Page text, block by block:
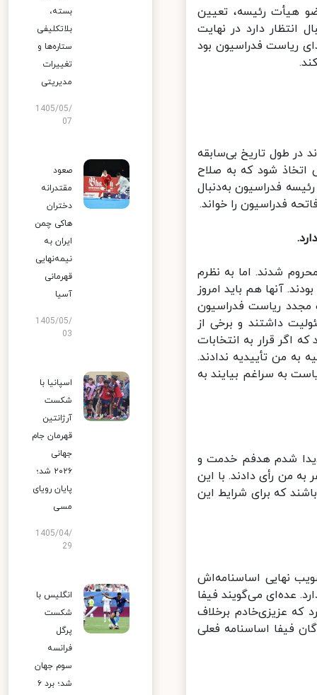
هیأت رئیسه، تعیین
دارد در نهایت
ریاست فدراسیون بود
در طول تاریخ بی‌سابقه
شود که به صلاح
فدراسیون به‌دنبال
فدراسیون را خواند.
شدند. اما به نظرم
آنها هم باید امروز
ریاست فدراسیون
داشتند و برخی از
قرار به انتخابات
من تأییدیه ندادند.
به سراغم بیایند به
شدم هدفم خدمت و
فوتبال بود. اما دیدید که از آن جمع ۷۰-۸۰ نفره فقط ۹ نفر به من رأی دادند. با این
که برای شرایط این
نهایی اساسنامه‌اش
عده‌ای می‌گویند فیفا
عزیزی‌خادم برخلاف
فیفا اساسنامه فعلی
بسته،
بلاتکلیفی
ستاره‌ها و
تغییرات
مدیریتی
1405/05/
07
صعود
مقتدرانه
دختران
هاکی چمن
ایران به
نیمه‌نهایی
قهرمانی
آسیا
1405/05/
03
اسپانیا با
شکست
آرژانتین
قهرمان جام
جهانی
۲۰۲۶ شد؛
پایان رویای
مسی
1405/04/
29
انگلیس با
شکست
پرگل
فرانسه
سوم جهان
شد؛ برد ۶